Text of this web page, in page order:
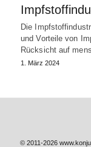
Die
und Vorteile von
Rücksicht auf
1. März 2024
© 2011-2026